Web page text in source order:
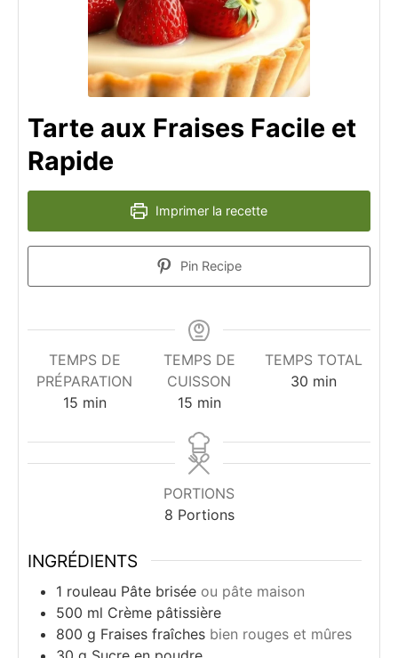
Tarte aux Fraises Facile et
Rapide
Imprimer la recette
Pin Recipe
TEMPS DE
PRÉPARATION
15minutes
min
TEMPS DE
CUISSON
15minutes
min
TEMPS TOTAL
30minutes
min
PORTIONS
8 Portions
INGRÉDIENTS
1 rouleau Pâte brisée ou pâte maison
500 ml Crème pâtissière
800 g Fraises fraîches bien rouges et mûres